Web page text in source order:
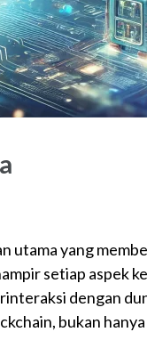
utama yang
setiap aspek
dengan
bukan